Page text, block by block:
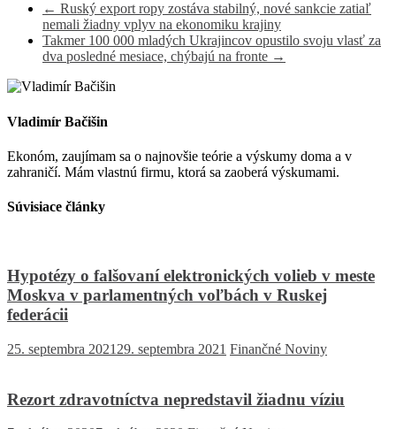
← Ruský export ropy zostáva stabilný, nové sankcie zatiaľ
nemali žiadny vplyv na ekonomiku krajiny
Takmer 100 000 mladých Ukrajincov opustilo svoju vlasť za
dva posledné mesiace, chýbajú na fronte →
Vladimír Bačišin
Ekonóm, zaujímam sa o najnovšie teórie a výskumy doma a v
zahraničí. Mám vlastnú firmu, ktorá sa zaoberá výskumami.
Súvisiace články
Hypotézy o falšovaní elektronických volieb v meste
Moskva v parlamentných voľbách v Ruskej
federácii
25. septembra 2021 29. septembra 2021 Finančné Noviny
Rezort zdravotníctva nepredstavil žiadnu víziu